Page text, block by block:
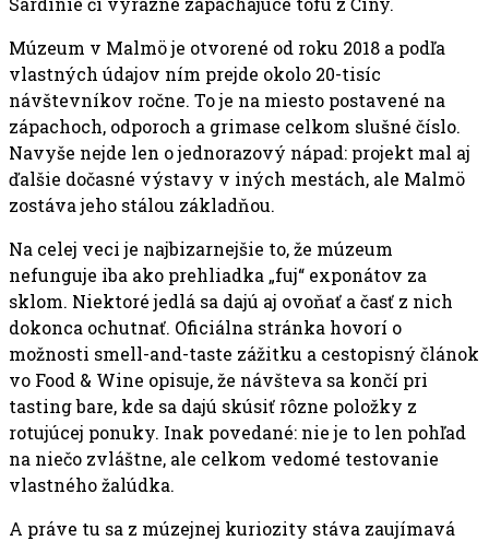
Múzeum v Malmö je otvorené od roku 2018 a podľa
vlastných údajov ním prejde okolo 20-tisíc
návštevníkov ročne. To je na miesto postavené na
zápachoch, odporoch a grimase celkom slušné číslo.
Navyše nejde len o jednorazový nápad: projekt mal aj
ďalšie dočasné výstavy v iných mestách, ale Malmö
zostáva jeho stálou základňou.
Na celej veci je najbizarnejšie to, že múzeum
nefunguje iba ako prehliadka „fuj“ exponátov za
sklom. Niektoré jedlá sa dajú aj ovoňať a časť z nich
dokonca ochutnať. Oficiálna stránka hovorí o
možnosti smell-and-taste zážitku a cestopisný článok
vo Food & Wine opisuje, že návšteva sa končí pri
tasting bare, kde sa dajú skúsiť rôzne položky z
rotujúcej ponuky. Inak povedané: nie je to len pohľad
na niečo zvláštne, ale celkom vedomé testovanie
vlastného žalúdka.
A práve tu sa z múzejnej kuriozity stáva zaujímavá